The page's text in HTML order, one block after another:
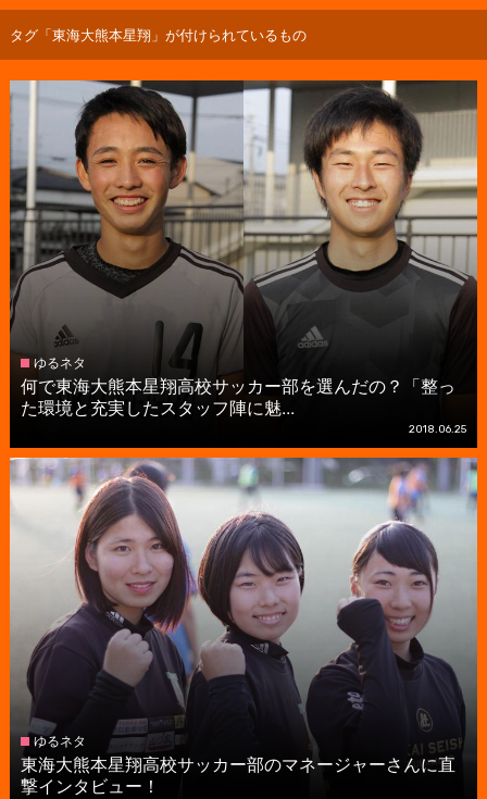
タグ「東海大熊本星翔」が付けられているもの
ゆるネタ
何で東海大熊本星翔高校サッカー部を選んだの？「整っ
た環境と充実したスタッフ陣に魅...
2018.06.25
ゆるネタ
東海大熊本星翔高校サッカー部のマネージャーさんに直
撃インタビュー！